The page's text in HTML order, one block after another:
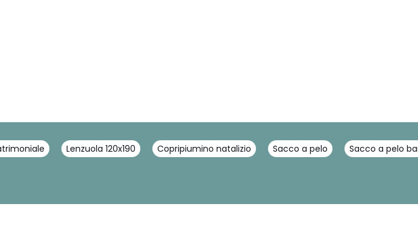
Lenzuola 120x190 Copripiumino natalizio Sacco a pelo Sacco a pelo